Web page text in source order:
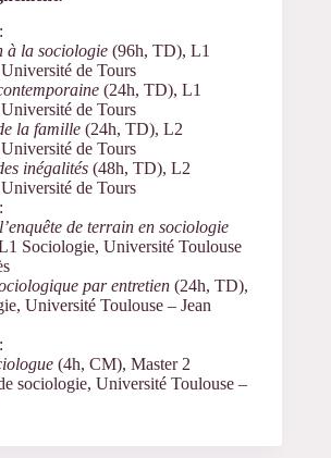
à la sociologie (96h, TD), L1
de Tours
(24h, TD), L1
de Tours
la famille (24h, TD), L2
de Tours
inégalités (48h, TD), L2
de Tours
de terrain en sociologie
Sociologie, Université Toulouse
par entretien (24h, TD),
Université Toulouse – Jean
(4h, CM), Master 2
sociologie, Université Toulouse –